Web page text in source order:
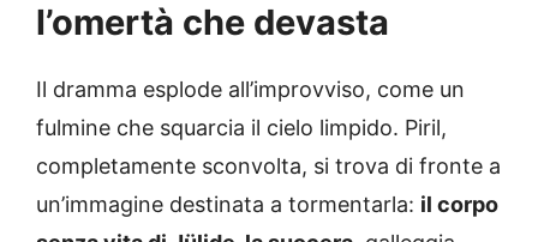
l’omertà che devasta
Il dramma esplode all’improvviso, come un
fulmine che squarcia il cielo limpido. Piril,
completamente sconvolta, si trova di fronte a
un’immagine destinata a tormentarla: il corpo